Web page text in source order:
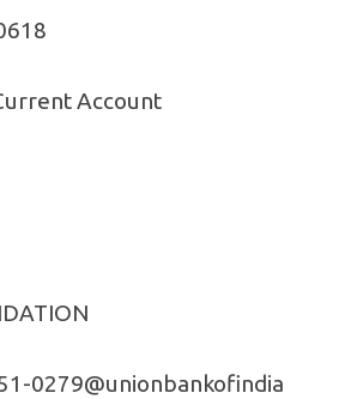
Account
0279@unionbankofindia